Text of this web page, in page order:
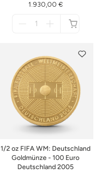
1.930,00 €
1/2 oz FIFA WM: Deutschland
Goldmünze - 100 Euro
Deutschland 2005